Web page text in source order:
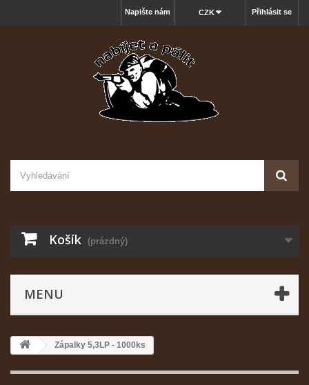
Přihlásit se
CZK
Napište nám
Košík (prázdný)
MENU
Zápalky 5,3LP - 1000ks